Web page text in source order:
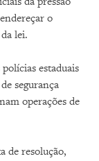
o
lei.
estaduais
segurança
operações de
de resolução,